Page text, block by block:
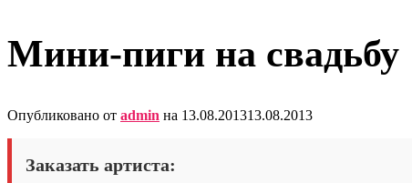
Мини-пиги на свадьбу
Опубликовано от admin на 13.08.201313.08.2013
Заказать артиста: